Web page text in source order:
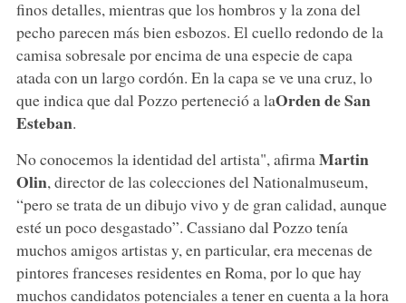
finos detalles, mientras que los hombros y la zona del
pecho parecen más bien esbozos. El cuello redondo de la
camisa sobresale por encima de una especie de capa
atada con un largo cordón. En la capa se ve una cruz, lo
que indica que dal Pozzo perteneció a laOrden de San
Esteban.
No conocemos la identidad del artista", afirma Martin
Olin, director de las colecciones del Nationalmuseum,
“pero se trata de un dibujo vivo y de gran calidad, aunque
esté un poco desgastado”. Cassiano dal Pozzo tenía
muchos amigos artistas y, en particular, era mecenas de
pintores franceses residentes en Roma, por lo que hay
muchos candidatos potenciales a tener en cuenta a la hora